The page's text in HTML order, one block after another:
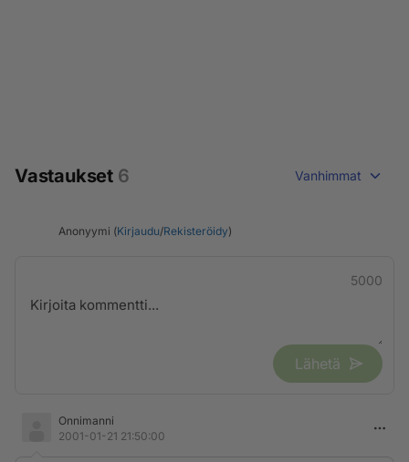
Vastaukset 6 Vanhimmat
Anonyymi (Kirjaudu/Rekisteröidy)
5000
Lähetä
Onnimanni
2001-01-21 21:50:00